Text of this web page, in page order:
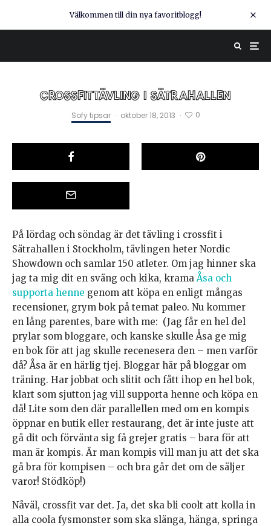
Välkommen till din nya favoritblogg!
CROSSFITTÄVLING I SÄTRAHALLEN
Sofy tipsar · oktober 18, 2013 · 0
På lördag och söndag är det tävling i crossfit i
Sätrahallen i Stockholm, tävlingen heter Nordic
Showdown och samlar 150 atleter. Om jag hinner ska
jag ta mig dit en sväng och kika, kramaÅsa och
supporta henne genom att köpa en enligt mångas
recensioner, grym bok på temat paleo. Nu kommer
en lång parentes, bare with me: (Jag får en hel del
prylar som bloggare, och kanske skulle Åsa ge mig
en bok för att jag skulle recenesera den – men varför
då? Åsa är en härlig tjej. Bloggar här på bloggar om
träning. Har jobbat och slitit och fått ihop en hel bok,
klart som sjutton jag vill supporta henne och köpa en
då! Lite som den där parallellen med om en kompis
öppnar en butik eller restaurang, det är inte juste att
gå dit och förvänta sig få grejer gratis – bara för att
man är kompis. Är man kompis vill man ju att det ska
gå bra för kompisen – och bra går det om de säljer
varor! Stödköp!)
Nåväl, crossfit var det. Ja, det ska bli coolt att kolla in
alla coola fysmonster som ska slänga, hänga, springa